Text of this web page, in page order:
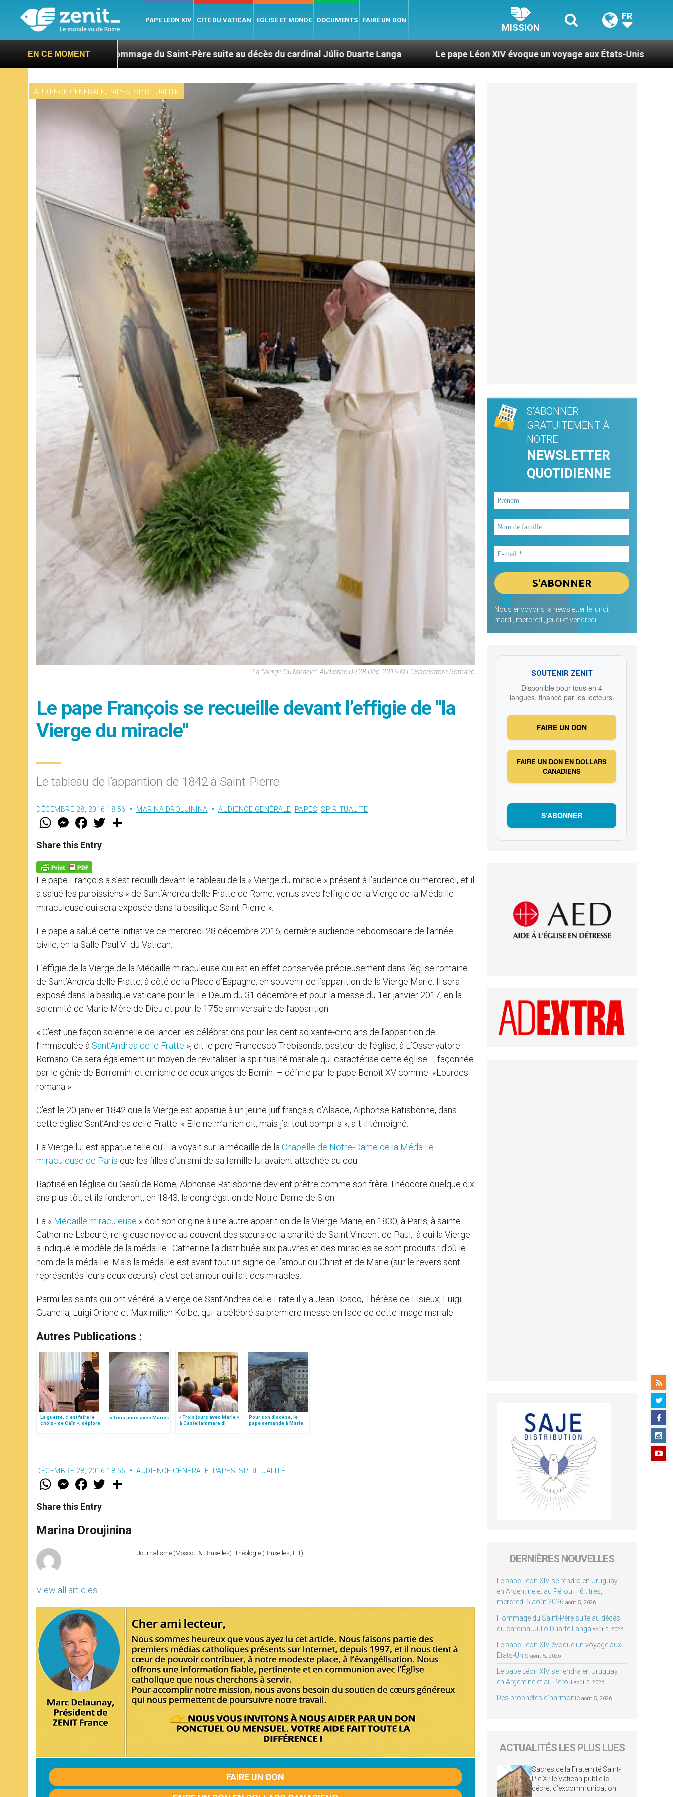
PAPE LÉON XIV CITÉ DU VATICAN EGLISE ET MONDE DOCUMENTS FAIRE UN DON
MISSION
FR
EN CE MOMENT
Hommage du Saint-Père suite au décès du cardinal Júlio Duarte Langa Le pape Léon XIV évoque un voyage aux États-Unis Le pape Léon XIV
AUDIENCE GÉNÉRALE, PAPES, SPIRITUALITÉ
La "Vierge Du Miracle", Audience Du 28 Déc. 2016 © L'Osservatore Romano
Le pape François se recueille devant l’effigie de "la
Vierge du miracle"
Le tableau de l’apparition de 1842 à Saint-Pierre
DÉCEMBRE 28, 2016 18:56 MARINA DROUJININA AUDIENCE GÉNÉRALE PAPES SPIRITUALITÉ
W
t
s
p
p
M
e
s
e
g
e
r
F
a
e
b
o
k
w
Share this Entry
Le pape François a s’est recuilli devant le tableau de la « Vierge du miracle » présent à l’audeince du mercredi, et il
a salué les paroissiens « de Sant’Andrea delle Fratte de Rome, venus avec l’effigie de la Vierge de la Médaille
miraculeuse qui sera exposée dans la basilique Saint-Pierre ».
Le pape a salué cette initiative ce mercredi 28 décembre 2016, dernière audience hebdomadaire de l’année
civile, en la Salle Paul VI du Vatican.
L’effigie de la Vierge de la Médaille miraculeuse qui est en effet conservée précieusement dans l’église romaine
de Sant’Andrea delle Fratte, à côté de la Place d’Espagne, en souvenir de l’apparition de la Vierge Marie. Il sera
exposé dans la basilique vaticane pour le Te Deum du 31 décembre et pour la messe du 1er janvier 2017, en la
solennité de Marie Mère de Dieu et pour le 175e anniversaire de l’apparition.
« C’est une façon solennelle de lancer les célébrations pour les cent soixante-cinq ans de l’apparition de
l’Immaculée à Sant’Andrea delle Fratte », dit le père Francesco Trebisonda, pasteur de l’église, à L’Osservatore
Romano. Ce sera également un moyen de revitaliser la spiritualité mariale qui caractérise cette église – façonnée
par le génie de Borromini et enrichie de deux anges de Bernini – définie par le pape Benoît XV comme «Lourdes
romana ».
C’est le 20 janvier 1842 que la Vierge est apparue à un jeune juif français, d’Alsace, Alphonse Ratisbonne, dans
cette église Sant’Andrea delle Fratte: « Elle ne m’a rien dit, mais j’ai tout compris », a-t-il témoigné.
La Vierge lui est apparue telle qu’il la voyait sur la médaille de la Chapelle de Notre-Dame de la Médaille
miraculeuse de Paris que les filles d’un ami de sa famille lui avaient attachée au cou.
Baptisé en l’église du Gesù de Rome, Alphonse Ratisbonne devient prêtre comme son frère Théodore quelque dix
ans plus tôt, et ils fonderont, en 1843, la congrégation de Notre-Dame de Sion.
La « Médaille miraculeuse » doit son origine à une autre apparition de la Vierge Marie, en 1830, à Paris, à sainte
Catherine Labouré, religieuse novice au couvent des sœurs de la charité de Saint Vincent de Paul, à qui la Vierge
a indiqué le modèle de la médaille. Catherine l’a distribuée aux pauvres et des miracles se sont produits : d’où le
nom de la médaille. Mais la médaille est avant tout un signe de l’amour du Christ et de Marie (sur le revers sont
représentés leurs deux cœurs): c’est cet amour qui fait des miracles.
Parmi les saints qui ont vénéré la Vierge de Sant’Andrea delle Frate il y a Jean Bosco, Thérèse de Lisieux, Luigi
Guanella, Luigi Orione et Maximilien Kolbe, qui a célébré sa première messe en face de cette image mariale.
Autres Publications :
La guerre, c’est faire le
choix « de Caïn », déplore
« Trois jours avec Marie »
« Trois jours avec Marie »
à Castellammare di
Pour son diocèse, le
pape demande à Marie
DÉCEMBRE 28, 2016 18:56 AUDIENCE GÉNÉRALE PAPES SPIRITUALITÉ
W
t
s
p
p
M
e
s
e
g
e
F
a
e
b
o
k
w
r
Share this Entry
Marina Droujinina
View all articles
Journalisme (Moscou & Bruxelles). Théologie (Bruxelles, IET).
FAIRE UN DON
S'ABONNER
GRATUITEMENT À
NOTRE
NEWSLETTER
QUOTIDIENNE
Nous envoyons la newsletter le lundi,
mardi, mercredi, jeudi et vendredi
SOUTENIR ZENIT
Disponible pour tous en 4
langues, financé par les lecteurs.
FAIRE UN DON
FAIRE UN DON EN DOLLARS
CANADIENS
S’ABONNER
DERNIÈRES NOUVELLES
Le pape Léon XIV se rendra en Uruguay,
en Argentine et au Pérou – 6 titres,
mercredi 5 août 2026 août 5, 2026
Hommage du Saint-Père suite au décès
du cardinal Júlio Duarte Langa août 5, 2026
Le pape Léon XIV évoque un voyage aux
États-Unis août 5, 2026
Le pape Léon XIV se rendra en Uruguay,
en Argentine et au Pérou août 5, 2026
Des prophètes d’harmonie août 5, 2026
ACTUALITÉS LES PLUS LUES
Sacres de la Fraternité Saint-
Pie X : le Vatican publie le
décret d’excommunication